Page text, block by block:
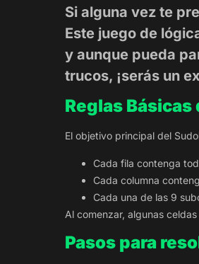
Si alguna vez te
Este juego de
y aunque pueda
trucos, ¡serás un
Reglas
El objetivo principal del
Cada fila contenga
Cada columna
Cada una de las 9
Al comenzar, algunas
Pasos para